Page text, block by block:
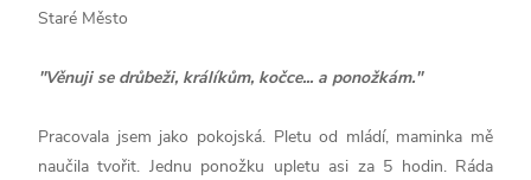
Staré Město
"Věnuji se drůbeži, králíkům, kočce... a ponožkám."
Pracovala jsem jako pokojská. Pletu od mládí, maminka mě
naučila tvořit. Jednu ponožku upletu asi za 5 hodin. Ráda